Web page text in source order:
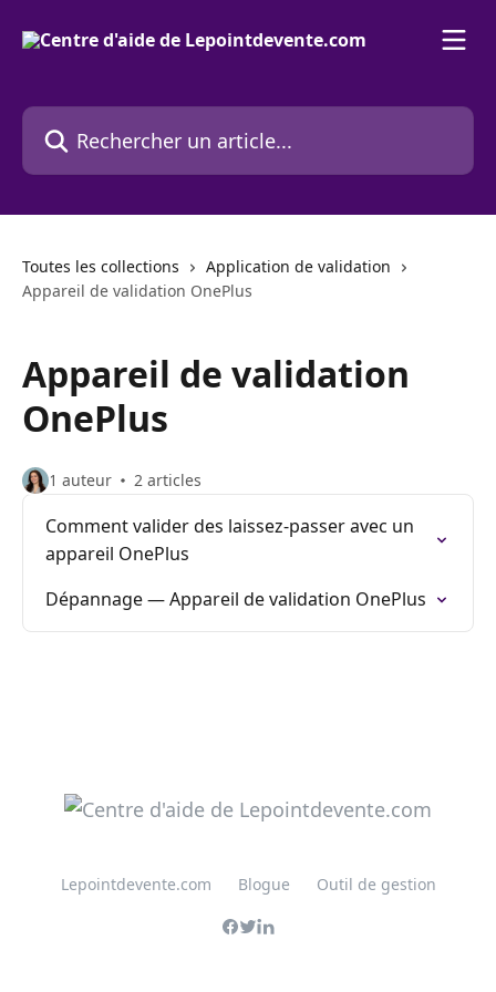
Rechercher un article...
Toutes les collections
Application de validation
Appareil de validation OnePlus
Appareil de validation
OnePlus
1 auteur 2 articles
Comment valider des laissez-passer avec un
appareil OnePlus
Dépannage — Appareil de validation OnePlus
Lepointdevente.com Blogue Outil de gestion